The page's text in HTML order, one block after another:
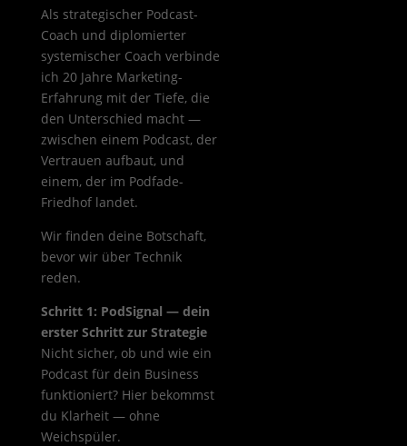
Als strategischer Podcast-
Coach und diplomierter
systemischer Coach verbinde
ich 20 Jahre Marketing-
Erfahrung mit der Tiefe, die
den Unterschied macht —
zwischen einem Podcast, der
Vertrauen aufbaut, und
einem, der im Podfade-
Friedhof landet.
Wir finden deine Botschaft,
bevor wir über Technik
reden.
Schritt 1: PodSignal — dein
erster Schritt zur Strategie
Nicht sicher, ob und wie ein
Podcast für dein Business
funktioniert? Hier bekommst
du Klarheit — ohne
Weichspüler.